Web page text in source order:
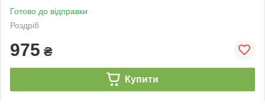
Готово до відправки
Роздріб
975 ₴
Купити